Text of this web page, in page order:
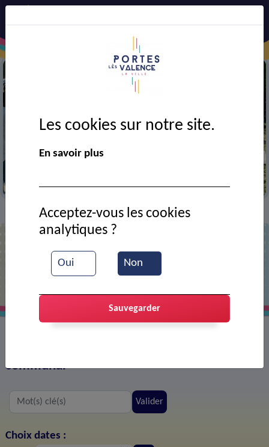
> VIE MUNICIPALE > Ressources documentaires
Liste des documents
communal
Valider
Choix dates :
Les cookies sur notre site.
En savoir plus
Oui Non
Acceptez-vous les cookies
analytiques ?
Sauvegarder